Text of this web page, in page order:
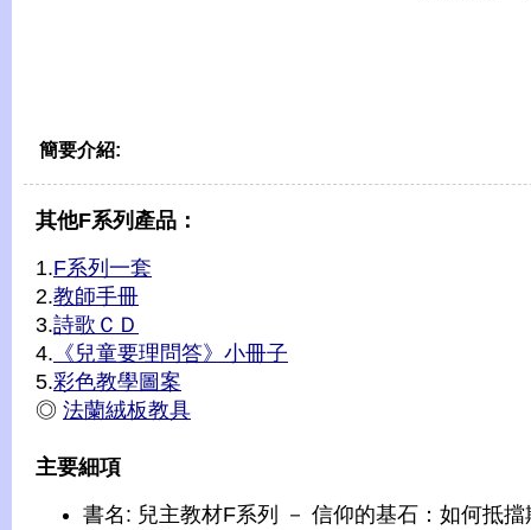
簡要介紹:
其他F系列產品：
1.F系列一套
2.教師手冊
3.詩歌ＣＤ
4. 《兒童要理問答》小冊子
5.彩色教學圖案
◎ 法蘭絨板教具
主要細項
書名: 兒主教材F系列 － 信仰的基石：如何抵擋